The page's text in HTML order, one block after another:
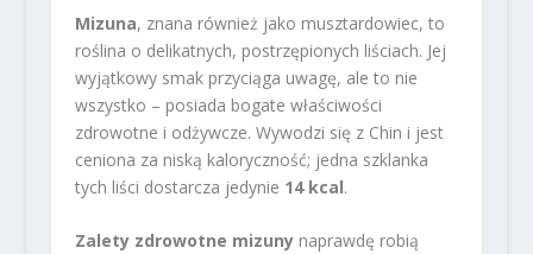
Mizuna, znana również jako musztardowiec, to
roślina o delikatnych, postrzępionych liściach. Jej
wyjątkowy smak przyciąga uwagę, ale to nie
wszystko – posiada bogate właściwości
zdrowotne i odżywcze. Wywodzi się z Chin i jest
ceniona za niską kaloryczność; jedna szklanka
tych liści dostarcza jedynie 14 kcal.
Zalety zdrowotne mizunynaprawdę robią